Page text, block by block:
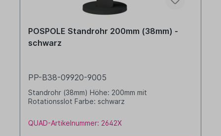
POSPOLE Standrohr 200mm (38mm) -
schwarz
PP-B38-09920-9005
Standrohr (38mm) Höhe: 200mm mit
Rotationsslot Farbe: schwarz
QUAD-Artikelnummer: 2642X